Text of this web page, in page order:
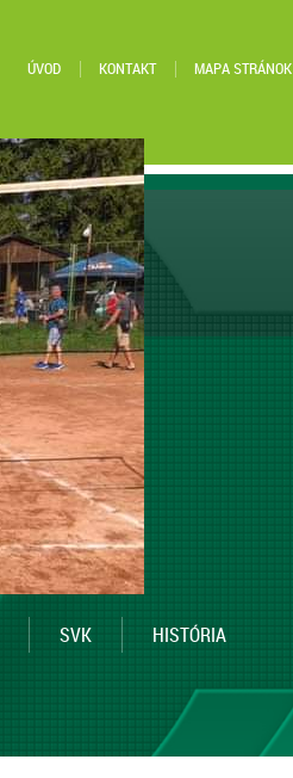
ÚVOD KONTAKT MAPA STRÁNOK
SVK HISTÓRIA